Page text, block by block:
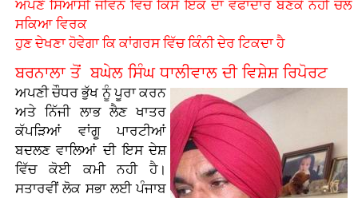
ਅਪਣੇ ਸਿਆਸੀ ਜੀਵਨ ਵਿੱਚ ਕਿਸੇ ਇੱਕ ਦਾ ਵਫਾਦਾਰ ਬਣਕੇ ਨਹੀ ਚੱਲ
ਸਕਿਆ ਵਿਰਕ
ਹੁਣ ਦੇਖਣਾ ਹੋਵੇਗਾ ਕਿ ਕਾਂਗਰਸ ਵਿੱਚ ਕਿੰਨੀ ਦੇਰ ਟਿਕਦਾ ਹੈ
ਬਰਨਾਲਾ ਤੋਂ ਬਘੇਲ ਸਿੰਘ ਧਾਲੀਵਾਲ ਦੀ ਵਿਸ਼ੇਸ਼ ਰਿਪੋਰਟ
ਅਪਣੀ ਚੌਧਰ ਭੁੱਖ ਨੂੰ ਪੂਰਾ ਕਰਨ
ਅਤੇ ਨਿੱਜੀ ਲਾਭ ਲੈਣ ਖਾਤਰ
ਕੱਪੜਿਆਂ ਵਾਂਗੂ ਪਾਰਟੀਆਂ
ਬਦਲਣ ਵਾਲਿਆਂ ਦੀ ਇਸ ਦੇਸ਼
ਵਿੱਚ ਕੋਈ ਕਮੀ ਨਹੀ ਹੈ।
ਸਤਾਰਵੀਂ ਲੋਕ ਸਭਾ ਲਈ ਪੰਜਾਬ